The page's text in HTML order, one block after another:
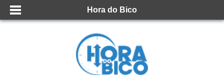
Hora do Bico